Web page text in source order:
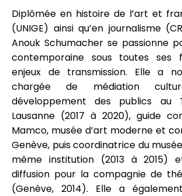
Diplômée en histoire de l’art et
(UNIGE) ainsi qu’en journalisme
Anouk Schumacher se passionne
contemporaine sous toutes ses
enjeux de transmission. Elle a
chargée de médiation
développement des publics au
Lausanne (2017 à 2020), guide
Mamco, musée d’art moderne et
Genève, puis coordinatrice du
même institution (2013 à 2015)
diffusion pour la compagnie de
(Genève, 2014). Elle a